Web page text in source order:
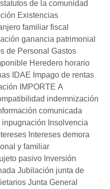
de la comunidad
Existencias
familiar fiscal
ganancia patrimonial
de Personal Gastos
Heredero horario
IDAE Impago de rentas
IMPORTE A
indemnización
comunicada
inpugnación Insolvencia
Intereses demora
y familiar
pasivo Inversión
Jubilación junta de
Junta General